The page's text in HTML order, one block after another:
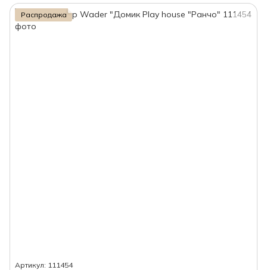
Распродажа
Артикул: 111454